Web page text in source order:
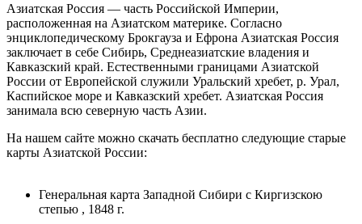
Азиатская Россия — часть Российской Империи,
расположенная на Азиатском материке. Согласно
энциклопедическому Брокгауза и Ефрона Азиатская Россия
заключает в себе Сибирь, Среднеазиатские владения и
Кавказский край. Естественными границами Азиатской
России от Европейской служили Уральский хребет, р. Урал,
Каспийское море и Кавказский хребет. Азиатская Россия
занимала всю северную часть Азии.
На нашем сайте можно скачать бесплатно следующие старые
карты Азиатской России:
Генеральная карта Западной Сибири с Киргизскою
степью , 1848 г.